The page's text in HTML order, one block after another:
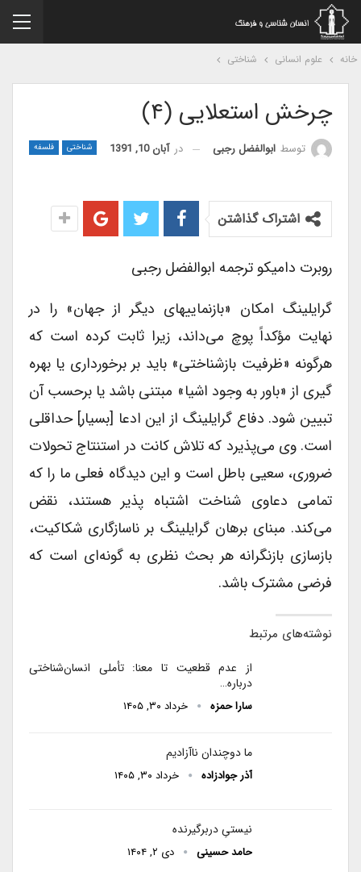
علوم انسانی شناختی
چرخش استعلایی (۴)
شناختی فلسفه توسطابوالفضل رجبی درآبان 10, 1391
اشتراک گذاشتن
روبرت دامیکو ترجمه ابوالفضل رجبی
گرایلینگ امکان «بازنماییهای دیگر از جهان» را در
نهایت مؤکداً پوچ می‌داند، زیرا ثابت کرده است که
هرگونه «ظرفیت بازشناختی» باید بر برخورداری یا بهره
گیری از «باور به وجود اشیا» مبتنی باشد یا برحسب آن
تبیین شود. دفاع گرایلینگ از این ادعا [بسیار] حداقلی
است. وی می‌پذیرد که تلاش کانت در استنتاج تحولات
ضروری، سعیی باطل است و این دیدگاه فعلی ما را که
تمامی دعاوی شناخت اشتباه پذیر هستند، نقض
می‌کند. مبنای برهان گرایلینگ بر ناسازگاری شکاکیت،
بازسازی بازنگرانه هر بحث نظری به گونه‌ای است که
فرضی مشترک باشد.
نوشته‌های مرتبط
از عدم قطعیت تا معنا: تأملی انسان‌شناختی
درباره…
سارا حمزه خرداد ۳۰, ۱۴۰۵
ما دوچندان ناآزادیم
آذر جوادزاده خرداد ۳۰, ۱۴۰۵
نیستیِ دربرگیرنده
حامد حسینی دی ۲, ۱۴۰۴